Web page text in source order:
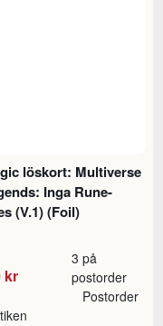
löskort: Multiverse
Inga Rune-
(V.1) (Foil)
kr
3 på
postorder
Postorder